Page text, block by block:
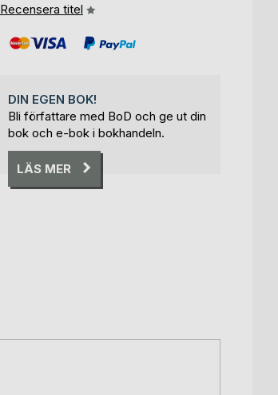
Recensera titel
DIN EGEN BOK!
Bli författare med BoD och ge ut din
bok och e-bok i bokhandeln.
LÄS MER